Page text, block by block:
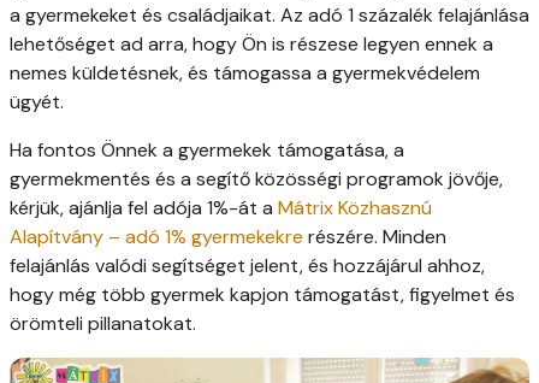
a gyermekeket és családjaikat. Az adó 1 százalék felajánlása
lehetőséget ad arra, hogy Ön is részese legyen ennek a
nemes küldetésnek, és támogassa a gyermekvédelem
ügyét.
Ha fontos Önnek a gyermekek támogatása, a
gyermekmentés és a segítő közösségi programok jövője,
kérjük, ajánlja fel adója 1%-át a Mátrix Közhasznú
Alapítvány – adó 1% gyermekekre részére. Minden
felajánlás valódi segítséget jelent, és hozzájárul ahhoz,
hogy még több gyermek kapjon támogatást, figyelmet és
örömteli pillanatokat.